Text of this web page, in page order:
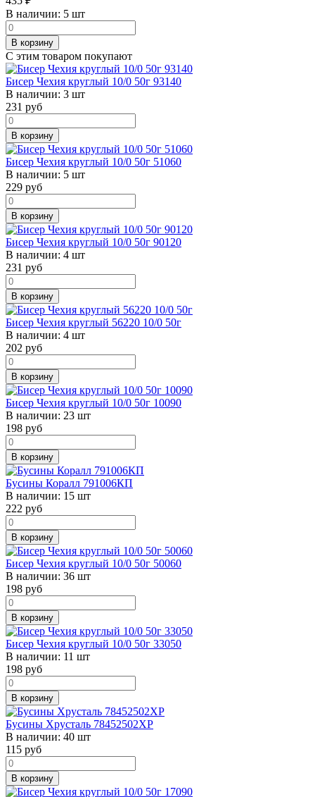
В наличии: 5 шт
В корзину
С этим товаром покупают
Бисер Чехия круглый 10/0 50г 93140
В наличии: 3 шт
231 руб
В корзину
Бисер Чехия круглый 10/0 50г 51060
В наличии: 5 шт
229 руб
В корзину
Бисер Чехия круглый 10/0 50г 90120
В наличии: 4 шт
231 руб
В корзину
Бисер Чехия круглый 56220 10/0 50г
В наличии: 4 шт
202 руб
В корзину
Бисер Чехия круглый 10/0 50г 10090
В наличии: 23 шт
198 руб
В корзину
Бусины Коралл 791006КП
В наличии: 15 шт
222 руб
В корзину
Бисер Чехия круглый 10/0 50г 50060
В наличии: 36 шт
198 руб
В корзину
Бисер Чехия круглый 10/0 50г 33050
В наличии: 11 шт
198 руб
В корзину
Бусины Хрусталь 78452502ХР
В наличии: 40 шт
115 руб
В корзину